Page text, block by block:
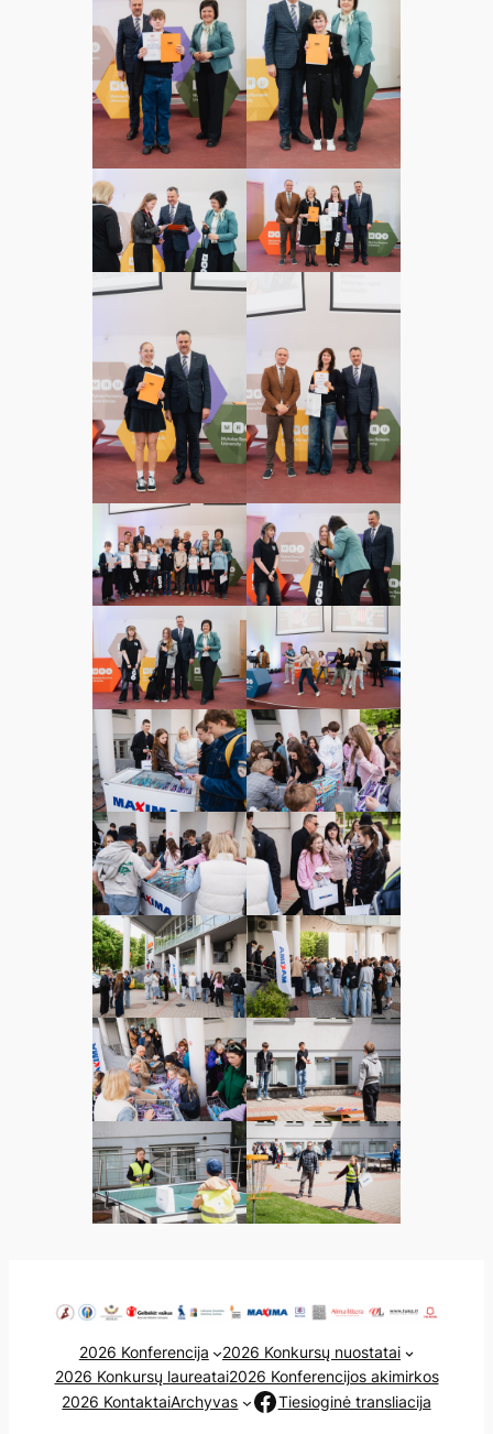
2026 Konferencija
2026 Konkursų nuostatai
2026 Konkursų laureatai2026 Konferencijos akimirkos
2026 KontaktaiArchyvas Facebook
Tiesioginė transliacija